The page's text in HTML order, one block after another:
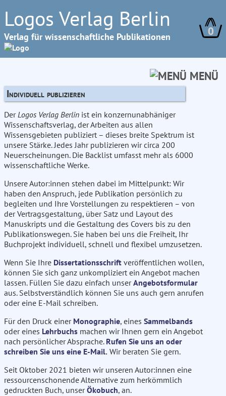
Logos Verlag Berlin
Verlag für wissenschaftliche Publikationen 0
MENÜ
Individuell publizieren
DerLogos Verlag Berlin ist ein konzernunabhäniger
Wissenschaftsverlag, der Arbeiten aus allen
Wissensgebieten publiziert – dieses breite Spektrum ist
unsere Stärke. Jedes Jahr publizieren wir circa 200
Neuerscheinungen. Die Backlist umfasst mehr als 6000
wissenschaftliche Werke.
Unsere Autor:innen stehen dabei im Mittelpunkt: Wir
haben den Anspruch, jede Publikation persönlich zu
begleiten und Ihre Vorstellungen zu respektieren – von
der Vertragsgestaltung, über Satz und Layout des
Manuskripts und die Gestaltung des Covers bis zu den
Publikationswegen. Sie haben bei uns die Freiheit, Ihr
Buchprojekt individuell, schnell und flexibel umzusetzen.
Wenn Sie Ihre Dissertationsschrift veröffentlichen wollen,
können Sie sich ganz unkompliziert ein Angebot machen
lassen. Füllen Sie dazu einfach unserAngebotsformular
aus. Selbstverständlich können Sie uns auch gern anrufen
oder eine E-Mail schreiben.
Für den Druck einer Monographie, eines Sammelbands
oder eines Lehrbuchs machen wir Ihnen gern ein Angebot
nach persönlicher Absprache. Rufen Sie uns an oder
schreiben Sie uns eine E-Mail. Wir beraten Sie gern.
Seit Oktober 2021 bieten wir unseren Autor:innen eine
ressourcenschonende Alternative zum herkömmlich
gedruckten Buch, unserÖkobuch, an.